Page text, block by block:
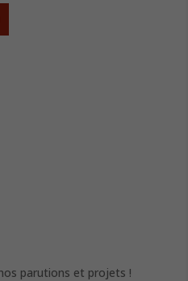
parutions et projets !